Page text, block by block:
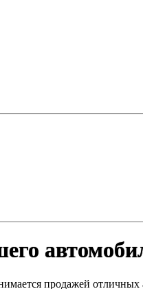
продажей